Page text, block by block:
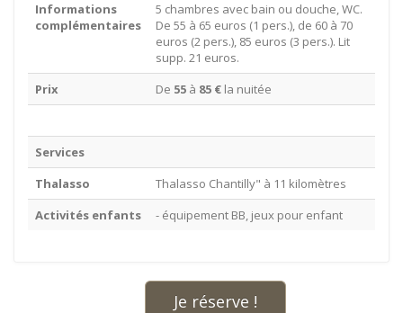
Informations
complémentaires
5 chambres avec bain ou douche, WC.
De 55 à 65 euros (1 pers.), de 60 à 70
euros (2 pers.), 85 euros (3 pers.). Lit
supp. 21 euros.
Prix
De 55 à 85 € la nuitée
Services
Thalasso
Thalasso Chantilly" à 11 kilomètres
Activités enfants
- équipement BB, jeux pour enfant
Je réserve !